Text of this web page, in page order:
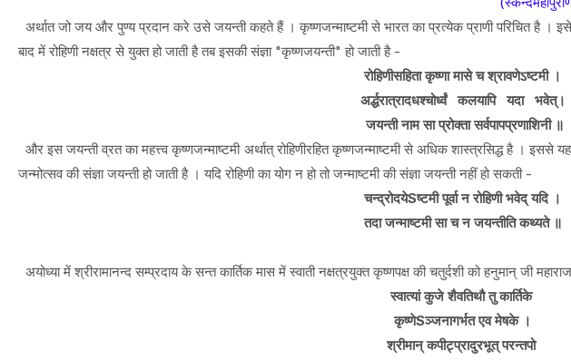
अर्थात जो जय और पुण्य प्रदान करे उसे जयन्ती कहते हैं । कृष्णजन्माष्टमी से भारत का प्रत्येक प्राणी परिचित है ।
बाद में रोहिणी नक्षत्र से युक्त हो जाती है तब इसकी संज्ञा "कृष्णजयन्ती" हो जाती है -
रोहिणीसहिता कृष्णा मासे च श्रावणेऽष्टमी ।
अर्द्धरात्रादधश्चोर्ध्वं कलयापि यदा भवेत्।
जयन्ती नाम सा प्रोक्ता सर्वपापप्रणाशिनी ॥
और इस जयन्ती व्रत का महत्त्व कृष्णजन्माष्टमी अर्थात् रोहिणीरहित कृष्णजन्माष्टमी से अधिक शास्त्रसिद्ध है । इससे
जन्मोत्सव की संज्ञा जयन्ती हो जाती है । यदि रोहिणी का योग न हो तो जन्माष्टमी की संज्ञा जयन्ती नहीं हो सकती -
चन्द्रोदयेSष्टमी पूर्वा न रोहिणी भवेद् यदि ।
तदा जन्माष्टमी सा च न जयन्तीति कथ्यते ॥
अयोध्या में श्रीरामानन्द सम्प्रदाय के सन्त कार्तिक मास में स्वाती नक्षत्रयुक्त कृष्णपक्ष की चतुर्दशी को हनुमान् जी
स्वात्यां कुजे शैवतिथौ तु कार्तिके
कृष्णेSञ्जनागर्भत एव मेषके ।
श्रीमान् कपीट्प्रादुरभूत् परन्तपो